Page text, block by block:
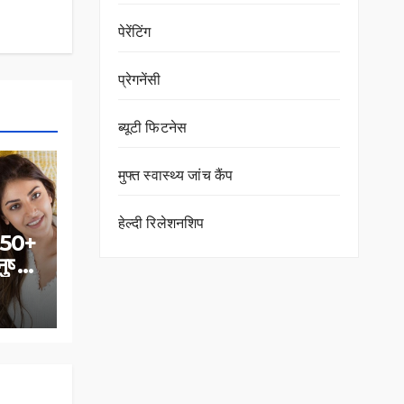
पेरेंटिंग
प्रेगनेंसी
ब्‍यूटी फिटनेस
मुफ्त स्वास्थ्य जांच कैंप
हेल्दी रिलेशनशिप